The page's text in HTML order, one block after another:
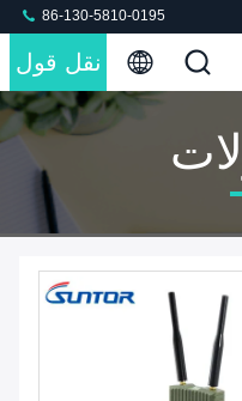
86-130-5810-0195
نقل قول